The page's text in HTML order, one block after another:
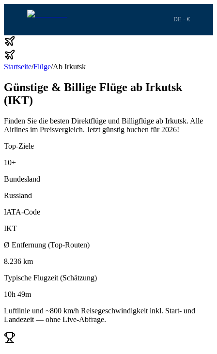
DE · €
Startseite/Flüge/Ab Irkutsk
Günstige & Billige Flüge ab Irkutsk
(IKT)
Finden Sie die besten Direktflüge und Billigflüge ab Irkutsk. Alle
Airlines im Preisvergleich. Jetzt günstig buchen für 2026!
Top-Ziele
10+
Bundesland
Russland
IATA-Code
IKT
Ø Entfernung (Top-Routen)
8.236 km
Typische Flugzeit (Schätzung)
10h 49m
Luftlinie und ~800 km/h Reisegeschwindigkeit inkl. Start- und
Landezeit — ohne Live-Abfrage.